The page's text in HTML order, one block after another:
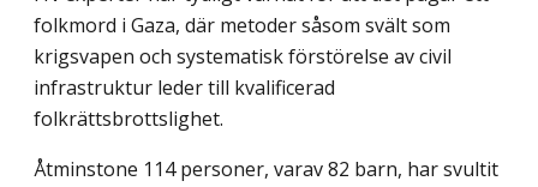
folkmord i Gaza, där metoder såsom svält som
krigsvapen och systematisk förstörelse av civil
infrastruktur leder till kvalificerad
folkrättsbrottslighet.
Åtminstone 114 personer, varav 82 barn, har svultit